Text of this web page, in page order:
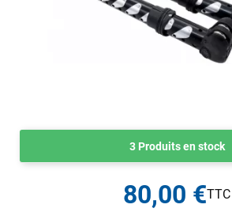
3 Produits en stock
80,00 €